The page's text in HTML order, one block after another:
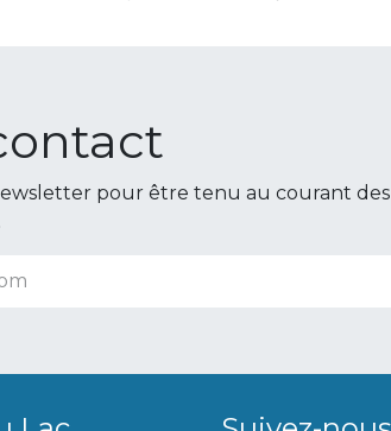
pour être tenu au courant